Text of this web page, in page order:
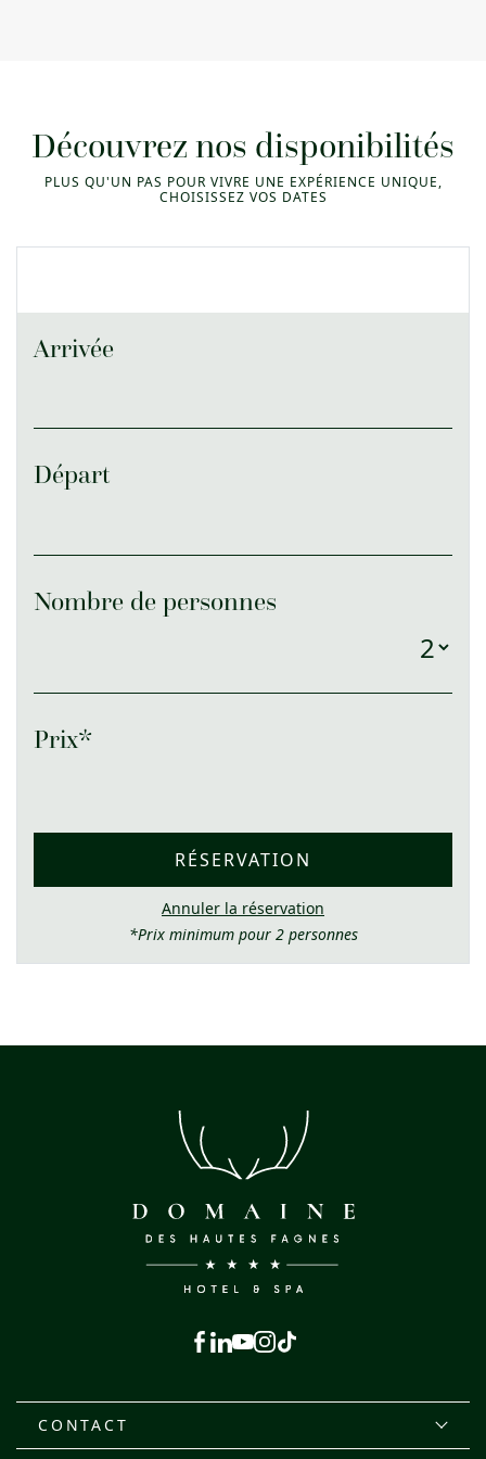
Découvrez nos disponibilités
PLUS QU'UN PAS POUR VIVRE UNE EXPÉRIENCE UNIQUE,
CHOISISSEZ VOS DATES
Arrivée
Départ
Nombre de personnes
Prix*
RÉSERVATION
Annuler la réservation
*Prix minimum pour 2 personnes
CONTACT